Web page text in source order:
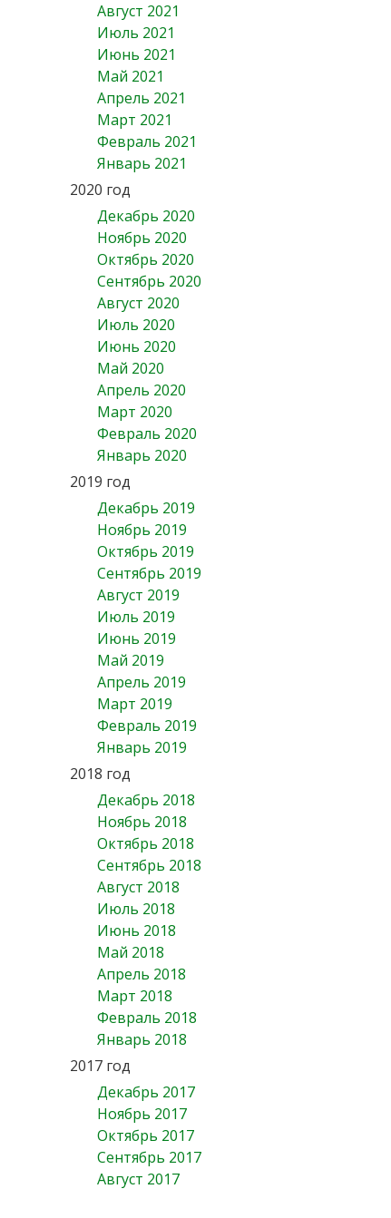
Август 2021
Июль 2021
Июнь 2021
Май 2021
Апрель 2021
Март 2021
Февраль 2021
Январь 2021
2020 год
Декабрь 2020
Ноябрь 2020
Октябрь 2020
Сентябрь 2020
Август 2020
Июль 2020
Июнь 2020
Май 2020
Апрель 2020
Март 2020
Февраль 2020
Январь 2020
2019 год
Декабрь 2019
Ноябрь 2019
Октябрь 2019
Сентябрь 2019
Август 2019
Июль 2019
Июнь 2019
Май 2019
Апрель 2019
Март 2019
Февраль 2019
Январь 2019
2018 год
Декабрь 2018
Ноябрь 2018
Октябрь 2018
Сентябрь 2018
Август 2018
Июль 2018
Июнь 2018
Май 2018
Апрель 2018
Март 2018
Февраль 2018
Январь 2018
2017 год
Декабрь 2017
Ноябрь 2017
Октябрь 2017
Сентябрь 2017
Август 2017